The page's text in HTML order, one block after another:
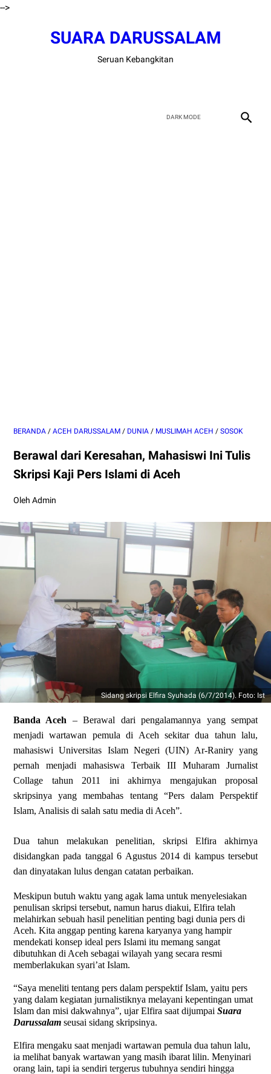
-->
SUARA DARUSSALAM
Seruan Kebangkitan
BERANDA / ACEH DARUSSALAM / DUNIA / MUSLIMAH ACEH / SOSOK
Berawal dari Keresahan, Mahasiswi Ini Tulis
Skripsi Kaji Pers Islami di Aceh
Oleh Admin
Sidang skripsi Elfira Syuhada (6/7/2014). Foto: Ist
Banda Aceh – Berawal dari pengalamannya yang sempat
menjadi wartawan pemula di Aceh sekitar dua tahun lalu,
mahasiswi Universitas Islam Negeri (UIN) Ar-Raniry yang
pernah menjadi mahasiswa Terbaik III Muharam Jurnalist
Collage tahun 2011
ini akhirnya mengajukan proposal
skripsinya yang membahas tentang “Pers dalam Perspektif
Islam, Analisis di salah satu media di Aceh”.
Dua tahun melakukan penelitian, skripsi Elfira akhirnya
disidangkan pada tanggal 6 Agustus 2014 di kampus tersebut
dan dinyatakan lulus dengan catatan perbaikan.
Meskipun butuh waktu yang agak lama untuk menyelesiakan
penulisan skripsi tersebut, namun harus diakui, Elfira telah
melahirkan sebuah hasil penelitian penting bagi dunia pers di
Aceh. Kita anggap penting karena karyanya yang hampir
mendekati konsep ideal pers Islami itu memang sangat
dibutuhkan di Aceh sebagai wilayah yang secara resmi
memberlakukan syari’at Islam.
“Saya meneliti tentang pers dalam perspektif Islam, yaitu pers
yang dalam kegiatan jurnalistiknya melayani kepentingan umat
Islam dan misi dakwahnya”, ujar Elfira saat dijumpai Suara
Darussalam seusai sidang skripsinya.
Elfira mengaku saat menjadi wartawan pemula dua tahun lalu,
ia melihat banyak wartawan yang masih ibarat lilin. Menyinari
orang lain, tapi ia sendiri tergerus tubuhnya sendiri hingga